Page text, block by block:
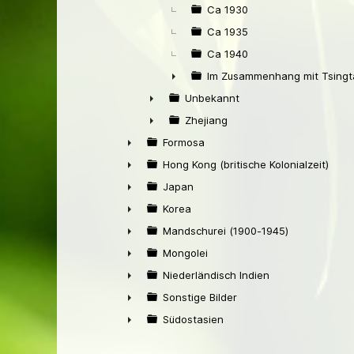
Ca 1930
Ca 1935
Ca 1940
►
Im Zusammenhang mit
►
Unbekannt
►
Zhejiang
►
Formosa
►
Hong Kong (britische Kolonialzeit)
►
Japan
►
Korea
►
Mandschurei (1900-1945)
►
Mongolei
►
Niederländisch Indien
►
Sonstige Bilder
Südostasien